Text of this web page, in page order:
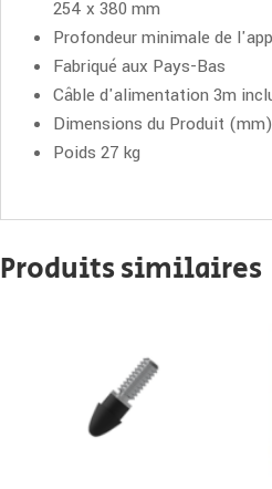
254 x 380 mm
Profondeur minimale de
Fabriqué aux Pays-Bas
Câble d'alimentation 3m
Dimensions du Produit
Poids 27 kg
Produits similaires